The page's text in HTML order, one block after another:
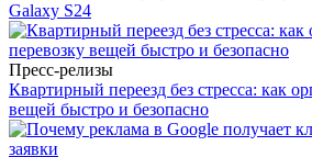
Galaxy S24
Пресс-релизы
Квартирный переезд без стресса: как
вещей быстро и безопасно